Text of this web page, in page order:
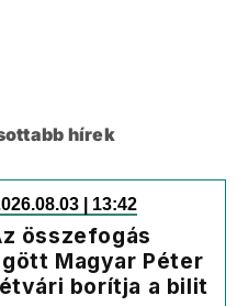
hírek
| 13:42
összefogás
Magyar Péter
borítja a bilit